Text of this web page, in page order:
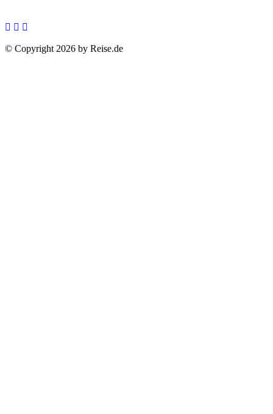
© Copyright 2026 by Reise.de